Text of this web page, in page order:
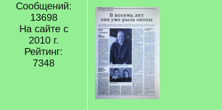
Сообщений:
13698
На сайте с
2010 г.
Рейтинг:
7348